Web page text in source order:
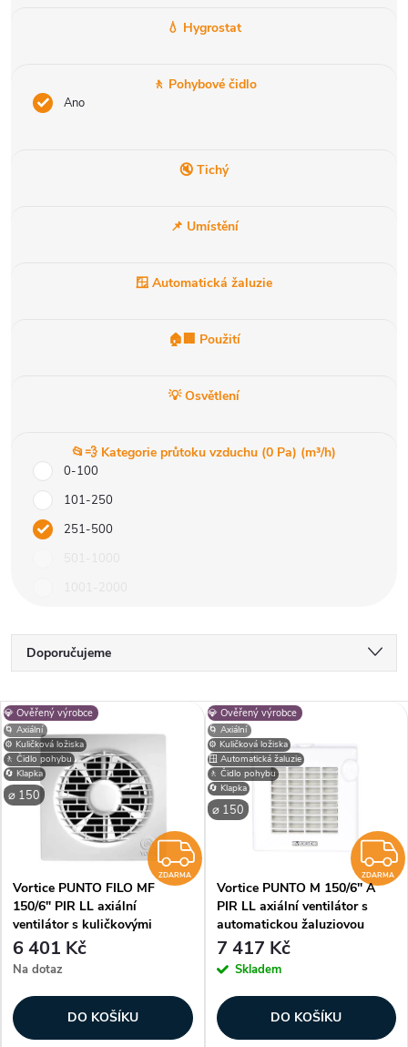
💧 Hygrostat
🚶 Pohybové čidlo
Ano
🔇 Tichý
📌 Umístění
🪟 Automatická žaluzie
🏠🏢 Použití
💡 Osvětlení
📂💨 Kategorie průtoku vzduchu (0 Pa) (m³/h)
0-100
101-250
251-500
Ř
a
z
e
í
p
r
o
Doporučujeme
Nejdražší
Nejprodávanější
Abecedně
V
ý
p
s
p
r
⚙️ Kuličková ložiska
🚶 Čidlo pohybu
⌀ 150
💎 Ověřený výrobce
🌀 Axiální
🔄 Klapka
ZDARMA
ZDARMA
Vortice PUNTO FILO MF
150/6" PIR LL axiální
ventilátor s kuličkovými
ložisky a čidlem pohybu
6 401 Kč
Na dotaz
DO KOŠÍKU
⚙️ Kuličková ložiska
🪟 Automatická žaluzie
🚶 Čidlo pohybu
⌀ 150
💎 Ověřený výrobce
🌀 Axiální
🔄 Klapka
ZDARMA
Vortice PUNTO M 150/6" A
PIR LL axiální ventilátor s
automatickou žaluziovou
klapkou a čidlem pohybu
7 417 Kč
Skladem
DO KOŠÍKU